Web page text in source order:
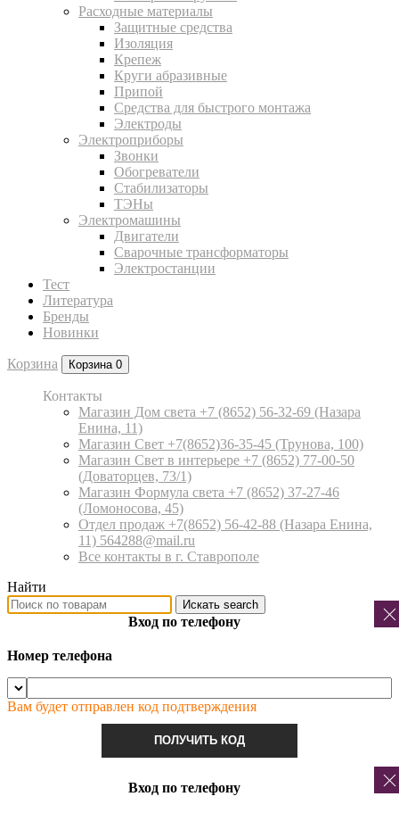
Расходные материалы
Защитные средства
Изоляция
Крепеж
Круги абразивные
Припой
Средства для быстрого монтажа
Электроды
Электроприборы
Звонки
Обогреватели
Стабилизаторы
ТЭНы
Электромашины
Двигатели
Сварочные трансформаторы
Электростанции
Тест
Литература
Бренды
Новинки
Корзина Корзина 0
Контакты
Магазин Дом света +7 (8652) 56-32-69 (Назара
Енина, 11)
Магазин Свет +7(8652)36-35-45 (Трунова, 100)
Магазин Свет в интерьере +7 (8652) 77-00-50
(Доваторцев, 73/1)
Магазин Формула света +7 (8652) 37-27-46
(Ломоносова, 45)
Отдел продаж +7(8652) 56-42-88 (Назара Енина,
11) 564288@mail.ru
Все контакты в г. Ставрополе
Найти
Искать search
Вход по телефону
Номер телефона
Вам будет отправлен код подтверждения
ПОЛУЧИТЬ КОД
Вход по телефону